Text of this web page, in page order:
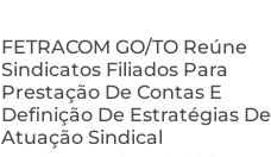
FETRACOM GO/TO Reúne
Sindicatos Filiados Para
Prestação De Contas E
Definição De Estratégias De
Atuação Sindical